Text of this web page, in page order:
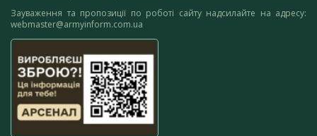
Зауваження та пропозиції по роботі сайту надсилайте на адресу:
webmaster@armyinform.com.ua